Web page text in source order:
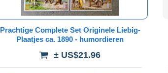
Prachtige Complete Set Originele Liebig-
Plaatjes ca. 1890 - humordieren
± US$21.96